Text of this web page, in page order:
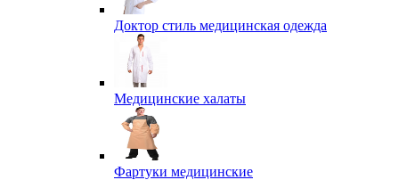
Доктор стиль медицинская одежда
Медицинские халаты
Фартуки медицинские